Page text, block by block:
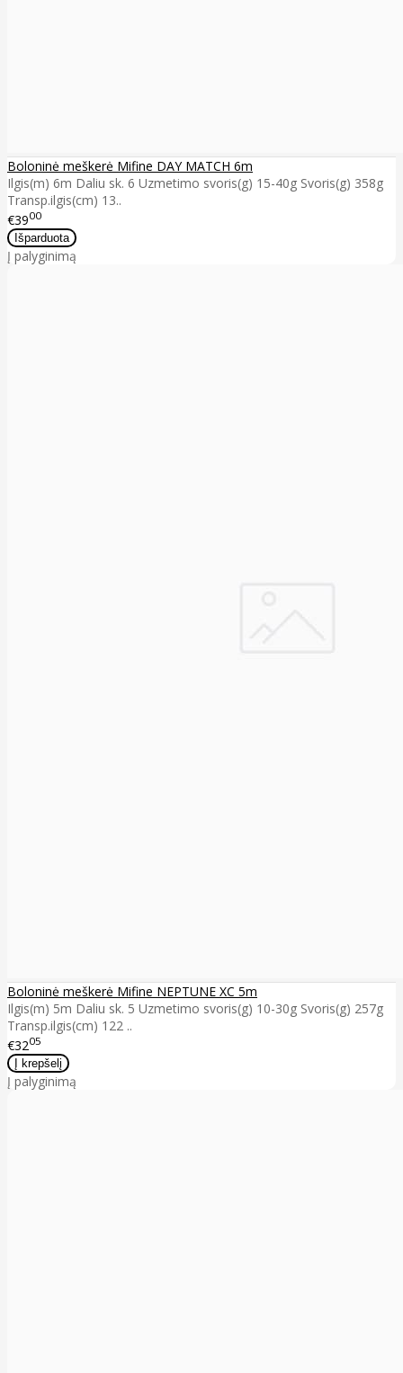
Boloninė meškerė Mifine DAY MATCH 6m
Ilgis(m) 6m Daliu sk. 6 Uzmetimo svoris(g) 15-40g Svoris(g) 358g
Transp.ilgis(cm) 13..
€3900
Į palyginimą
Boloninė meškerė Mifine NEPTUNE XC 5m
Ilgis(m) 5m Daliu sk. 5 Uzmetimo svoris(g) 10-30g Svoris(g) 257g
Transp.ilgis(cm) 122 ..
€3205
Į palyginimą